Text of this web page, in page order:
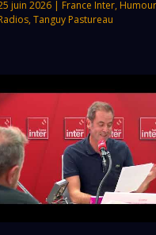
juin 2026| France Inter,
, Tanguy Pastureau